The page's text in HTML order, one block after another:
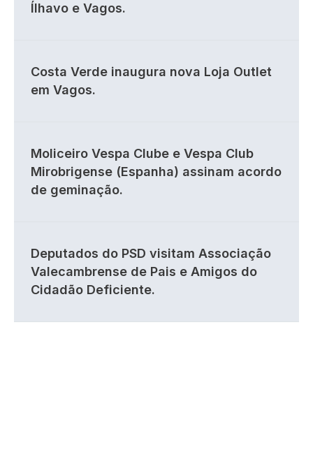
Ílhavo e Vagos.
Costa Verde inaugura nova Loja Outlet
em Vagos.
Moliceiro Vespa Clube e Vespa Club
Mirobrigense (Espanha) assinam acordo
de geminação.
Deputados do PSD visitam Associação
Valecambrense de Pais e Amigos do
Cidadão Deficiente.